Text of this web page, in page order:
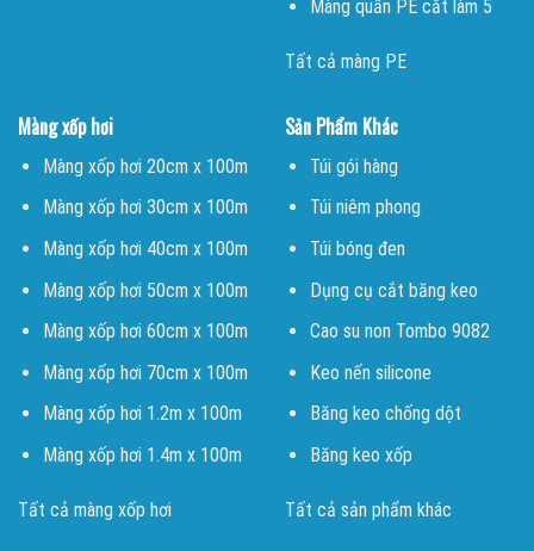
Màng quấn PE cắt làm 5
Tất cả màng PE
Màng xốp hơi
Màng xốp hơi 20cm x 100m
Màng xốp hơi 30cm x 100m
Màng xốp hơi 40cm x 100m
Màng xốp hơi 50cm x 100m
Màng xốp hơi 60cm x 100m
Màng xốp hơi 70cm x 100m
Màng xốp hơi 1.2m x 100m
Màng xốp hơi 1.4m x 100m
Tất cả màng xốp hơi
Sản Phẩm Khác
Túi gói hàng
Túi niêm phong
Túi bóng đen
Dụng cụ cắt băng keo
Cao su non Tombo 9082
Keo nến silicone
Băng keo chống dột
Băng keo xốp
Tất cả sản phẩm khác